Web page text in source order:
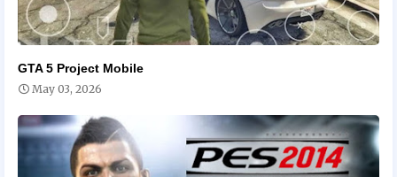
GTA 5 Project Mobile
May 03, 2026